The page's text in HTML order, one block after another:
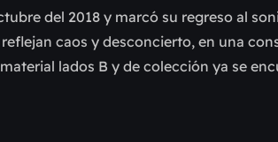
del 2018 y marcó su regreso al
caos y desconcierto, en una
lados B y de colección ya se